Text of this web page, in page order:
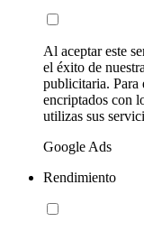
Al aceptar este
el éxito de
publicitaria. Para
encriptados con
utilizas sus
Google Ads
Rendimiento